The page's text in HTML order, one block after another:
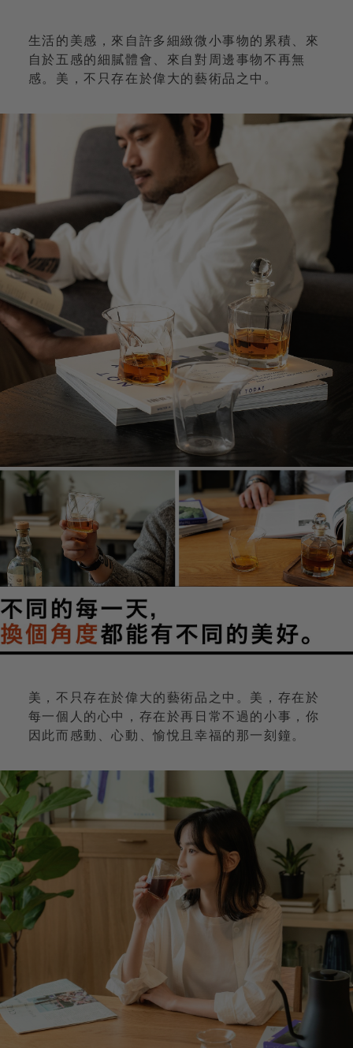
生活的美感，來自許多細緻微小事物的累積、來
自於五感的細膩體會、來自對周邊事物不再無
感。美，不只存在於偉大的藝術品之中。
美，不只存在於偉大的藝術品之中。美，存在於
每一個人的心中，存在於再日常不過的小事，你
因此而感動、心動、愉悅且幸福的那一刻鐘。